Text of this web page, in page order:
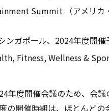
Summit （アメリカ
ンガポール、2024年度開
Fitness, Wellness &
度開催会議のため、会議
の開催時期は、ほとんどの